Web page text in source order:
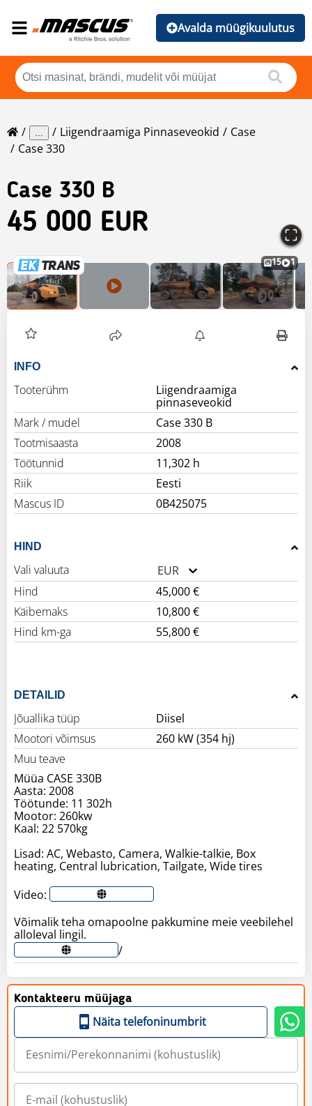
Avalda müügikuulutus
... Liigendraamiga Pinnaseveokid
Case
Case 330
Case 330 B
45 000 EUR
15 1
INFO
Tooterühm
Liigendraamiga
pinnaseveokid
Mark / mudel
Case 330 B
Tootmisaasta
2008
Töötunnid
11,302 h
Riik
Eesti
Mascus ID
0B425075
HIND
Vali valuuta
EUR
Hind
45,000 €
Käibemaks
10,800 €
Hind km-ga
55,800 €
DETAILID
Jõuallika tüüp
Diisel
Mootori võimsus
260 kW (354 hj)
Muu teave
Müüa CASE 330B
Aasta: 2008
Töötunde: 11 302h
Mootor: 260kw
Kaal: 22 570kg
Lisad: AC, Webasto, Camera, Walkie-talkie, Box
heating, Central lubrication, Tailgate, Wide tires
Video:
Võimalik teha omapoolne pakkumine meie veebilehel
/
Kontakteeru müüjaga
Näita telefoninumbrit